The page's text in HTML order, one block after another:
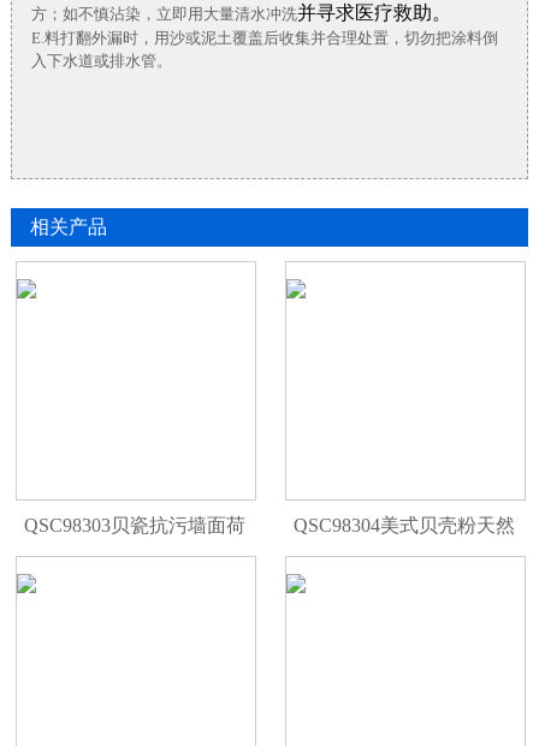
方；如不慎沾染，立即用大量清水冲洗并寻求医疗救助。
E.料打翻外漏时，用沙或泥土覆盖后收集并合理处置，切勿把涂料倒
入下水道或排水管。
相关产品
QSC98303贝瓷抗污墙面荷
疏水
QSC98304美式贝壳粉天然
净味墙面漆